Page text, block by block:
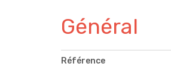
Général
Référence